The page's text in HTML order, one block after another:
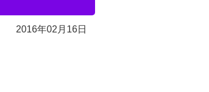
2016年02月16日